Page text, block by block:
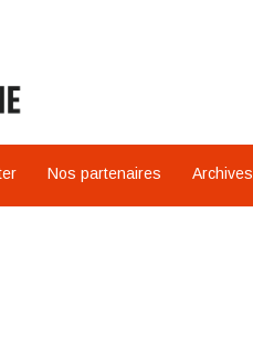
Nos partenaires Archives